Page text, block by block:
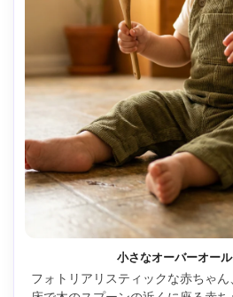
小さなオーバーオー
フォトリアリスティックな赤ちゃ